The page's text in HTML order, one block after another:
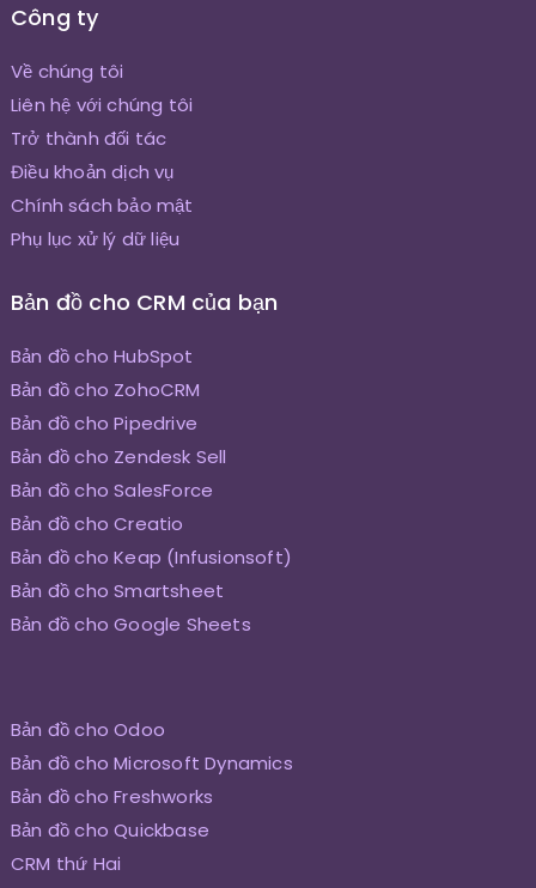
Công ty
Về chúng tôi
Liên hệ với chúng tôi
Trở thành đối tác
Điều khoản dịch vụ
Chính sách bảo mật
Phụ lục xử lý dữ liệu
Bản đồ cho CRM của bạn
Bản đồ cho HubSpot
Bản đồ cho ZohoCRM
Bản đồ cho Pipedrive
Bản đồ cho Zendesk Sell
Bản đồ cho SalesForce
Bản đồ cho Creatio
Bản đồ cho Keap (Infusionsoft)
Bản đồ cho Smartsheet
Bản đồ cho Google Sheets
Bản đồ cho Odoo
Bản đồ cho Microsoft Dynamics
Bản đồ cho Freshworks
Bản đồ cho Quickbase
CRM thứ Hai